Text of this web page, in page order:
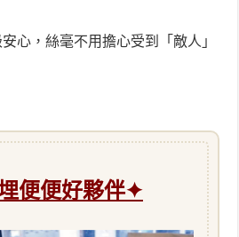
心，絲毫不用擔心受到「敵人」
便便好夥伴✦